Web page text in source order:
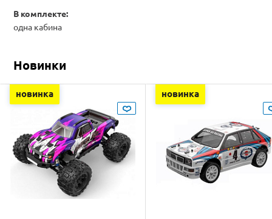
В комплекте:
одна кабина
Новинки
новинка новинка